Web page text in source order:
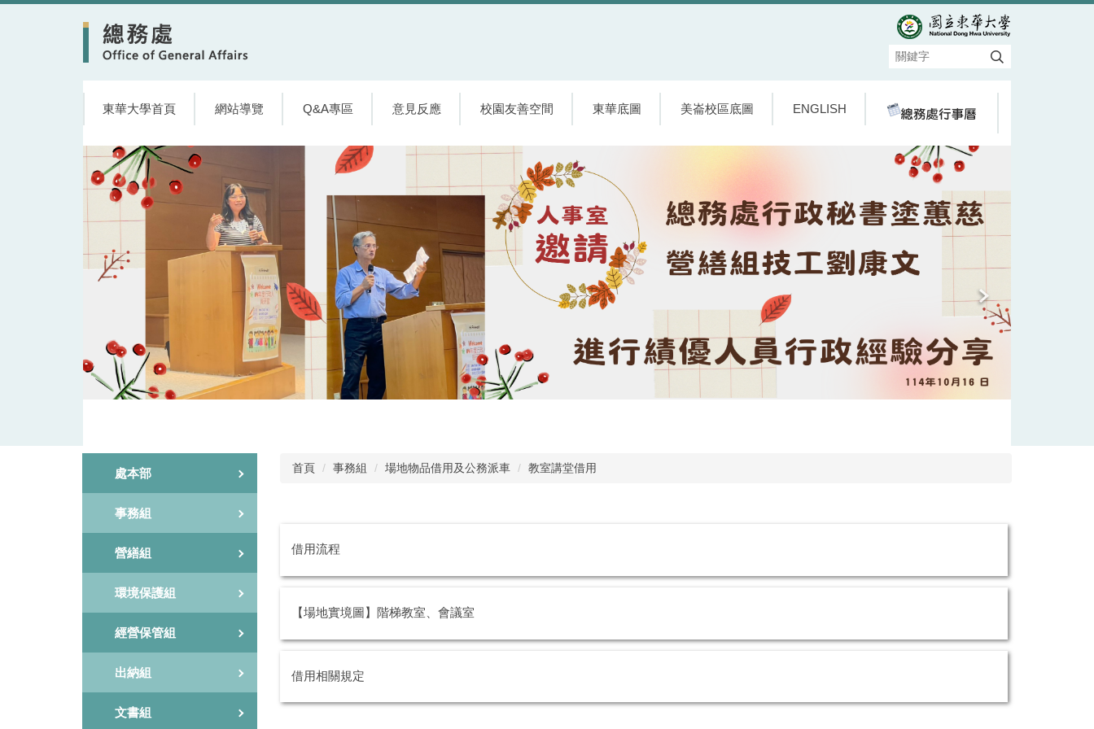
東華大學首頁 網站導覽 Q&A專區 意見反應 校園友善空間 東華底圖 美崙校區底圖 ENGLISH
處本部
事務組
營繕組
環境保護組
經營保管組
出納組
文書組
首頁 事務組 場地物品借用及公務派車 教室講堂借用
借用流程
【場地實境圖】階梯教室、會議室
借用相關規定